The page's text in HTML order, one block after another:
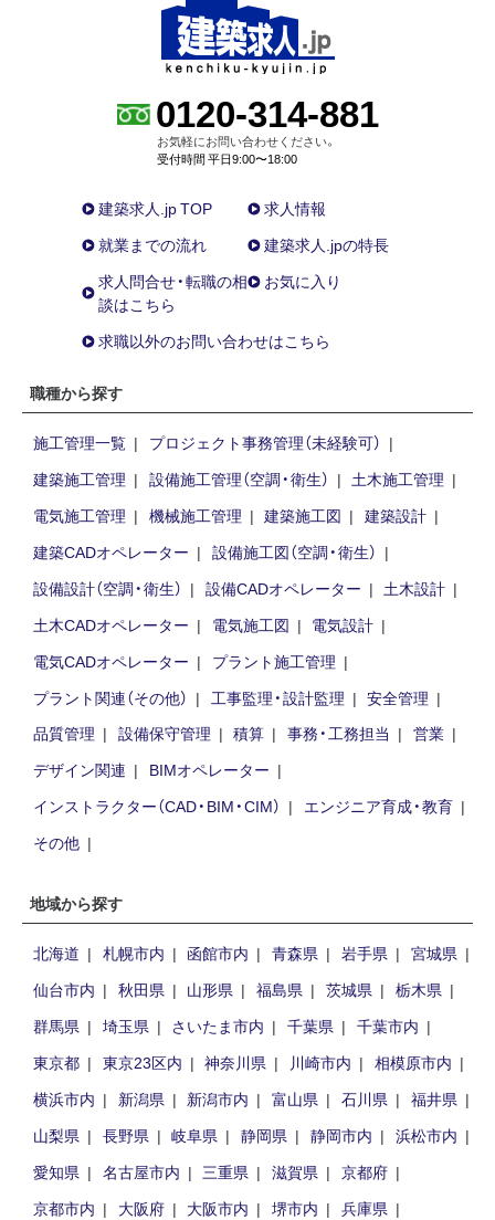
0120-314-881
お気軽にお問い合わせください。
受付時間 平日9:00〜18:00
建築求人.jp TOP
求人情報
就業までの流れ
建築求人.jpの特長
求人問合せ・転職の相
談はこちら
お気に入り
求職以外のお問い合わせはこちら
職種から探す
施工管理一覧
プロジェクト事務管理（未経験可）
建築施工管理
設備施工管理（空調・衛生）
土木施工管理
電気施工管理
機械施工管理 建築施工図
建築設計
建築CADオペレーター
設備施工図（空調・衛生）
設備設計（空調・衛生）
設備CADオペレーター
土木設計
土木CADオペレーター
電気施工図
電気設計
電気CADオペレーター
プラント施工管理
プラント関連（その他）
工事監理・設計監理
安全管理
品質管理
設備保守管理 積算 事務・工務担当
営業
デザイン関連
BIMオペレーター
インストラクター（CAD・BIM・CIM）
エンジニア育成・教育
その他
地域から探す
北海道 札幌市内 函館市内 青森県 岩手県
宮城県
仙台市内
秋田県 山形県 福島県 茨城県
栃木県
群馬県
埼玉県 さいたま市内 千葉県
千葉市内
東京都
東京23区内 神奈川県 川崎市内
相模原市内
横浜市内
新潟県 新潟市内 富山県 石川県
福井県
山梨県
長野県 岐阜県 静岡県 静岡市内
浜松市内
愛知県
名古屋市内 三重県 滋賀県
京都府
京都市内
大阪府 大阪市内 堺市内
兵庫県